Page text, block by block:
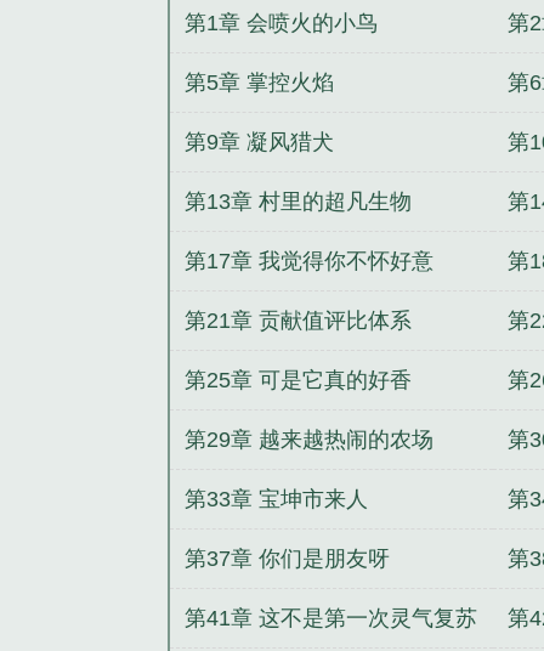
第1章 会喷火的小鸟 第
第5章 掌控火焰 第
第9章 凝风猎犬 第
第13章 村里的超凡生物 第
第17章 我觉得你不怀好意 第
第21章 贡献值评比体系 第
第25章 可是它真的好香 第
第29章 越来越热闹的农场 第
第33章 宝坤市来人 第
第37章 你们是朋友呀 第
第41章 这不是第一次灵气复苏 第